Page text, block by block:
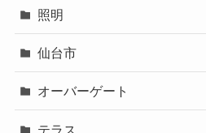
照明
仙台市
オーバーゲート
テラス